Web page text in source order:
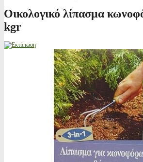
Οικολογικό λίπασμα
kgr